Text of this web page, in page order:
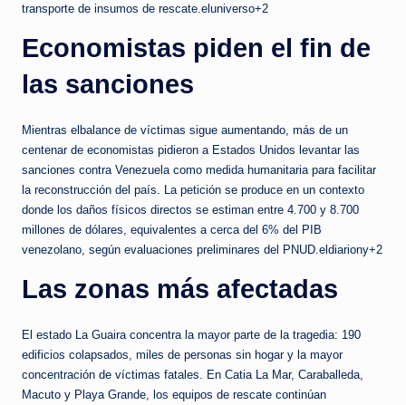
transporte de insumos de rescate.eluniverso+2
Economistas piden el fin de
las sanciones
Mientras elbalance de víctimas sigue aumentando, más de un
centenar de economistas pidieron a Estados Unidos levantar las
sanciones contra Venezuela como medida humanitaria para facilitar
la reconstrucción del país. La petición se produce en un contexto
donde los daños físicos directos se estiman entre 4.700 y 8.700
millones de dólares, equivalentes a cerca del 6% del PIB
venezolano, según evaluaciones preliminares del PNUD.eldiariony+2
Las zonas más afectadas
El estado La Guaira concentra la mayor parte de la tragedia: 190
edificios colapsados, miles de personas sin hogar y la mayor
concentración de víctimas fatales. En Catia La Mar, Caraballeda,
Macuto y Playa Grande, los equipos de rescate continúan